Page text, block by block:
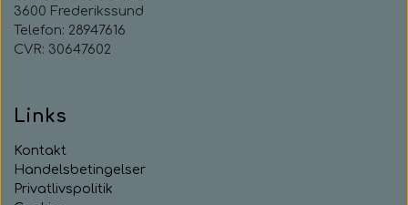
3600 Frederikssund
Telefon: 28947616
CVR: 30647602
Links
Kontakt
Handelsbetingelser
Privatlivspolitik